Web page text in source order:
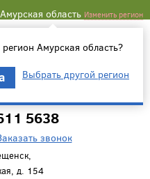
Амурская область Изменить регион
Амурская область?
Выбрать другой регион
связи
5638
звонок
д. 154